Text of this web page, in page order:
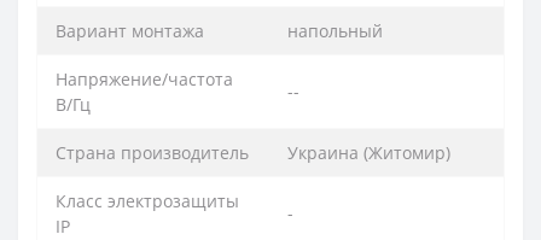
Вариант монтажа напольный
Напряжение/частота
В/Гц
--
Страна производитель Украина (Житомир)
Класс электрозащиты
IP
-